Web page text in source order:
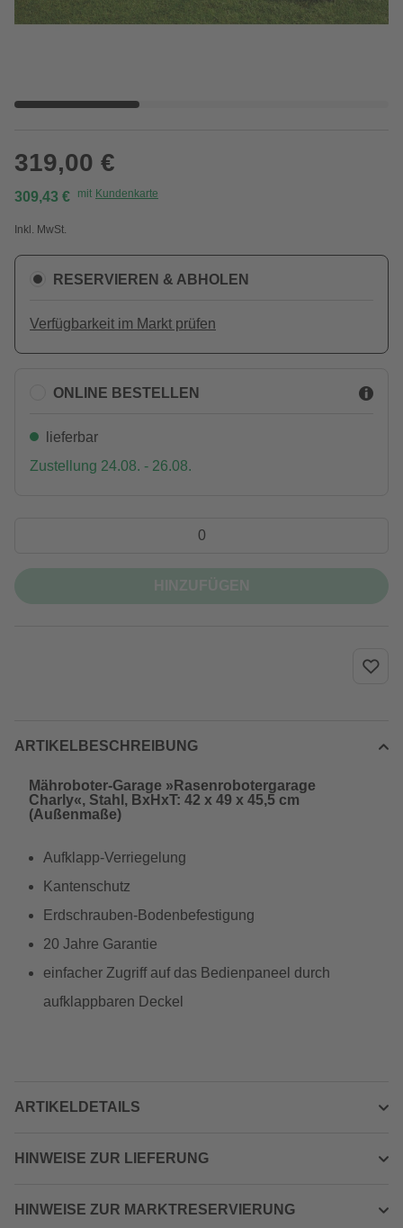
319,00 €
309,43 € mit Kundenkarte
Inkl. MwSt.
RESERVIEREN & ABHOLEN
Verfügbarkeit im Markt prüfen
ONLINE BESTELLEN
lieferbar
Zustellung 24.08. - 26.08.
ARTIKELBESCHREIBUNG
Mähroboter-Garage »Rasenrobotergarage
Charly«, Stahl, BxHxT: 42 x 49 x 45,5 cm
(Außenmaße)
Aufklapp-Verriegelung
Kantenschutz
Erdschrauben-Bodenbefestigung
20 Jahre Garantie
einfacher Zugriff auf das Bedienpaneel durch
aufklappbaren Deckel
ARTIKELDETAILS
HINWEISE ZUR LIEFERUNG
HINWEISE ZUR MARKTRESERVIERUNG